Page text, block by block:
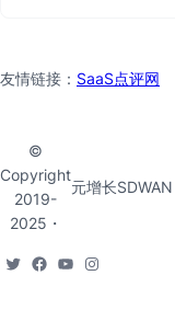
友情链接： SaaS点评网
©
Copyright
2019-
2025・
元增长